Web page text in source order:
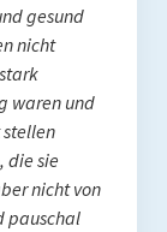
gesund
nicht
waren und
die sie
nicht von
pauschal